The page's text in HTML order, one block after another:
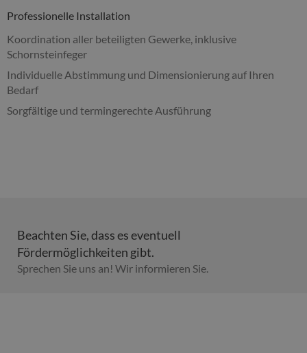
Professionelle Installation
Koordination aller beteiligten Gewerke, inklusive
Schornsteinfeger
Individuelle Abstimmung und Dimensionierung auf Ihren
Bedarf
Sorgfältige und termingerechte Ausführung
Beachten Sie, dass es eventuell
Fördermöglichkeiten gibt.
Sprechen Sie uns an! Wir informieren Sie.​